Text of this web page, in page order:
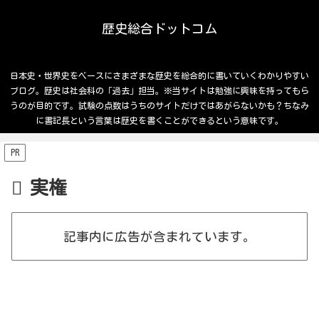
歴史総合ドットコム
日本史・世界史をベースにさまざまな歴史を総合的に書いていくわかりやすい
ブログ。歴史は社会科の「過去」担当。※当サイトは勉強に興味を持ってもら
うのが目的です。試験の点数はうちのサイトだけではあがらないかも？ちなみ
に書記長という言葉は歴史を書くことができるという意味です。
PR
実権
記事内に広告が含まれています。